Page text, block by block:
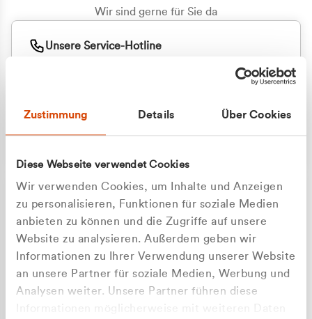
Zustimmung Details Über Cookies
Diese Webseite verwendet Cookies
Wir verwenden Cookies, um Inhalte und Anzeigen
zu personalisieren, Funktionen für soziale Medien
anbieten zu können und die Zugriffe auf unsere
Website zu analysieren. Außerdem geben wir
Informationen zu Ihrer Verwendung unserer Website
an unsere Partner für soziale Medien, Werbung und
Analysen weiter. Unsere Partner führen diese
Wir sind gerne für Sie da
Unsere Service-Hotline
+49 177 8376058
Apilash Balanesan